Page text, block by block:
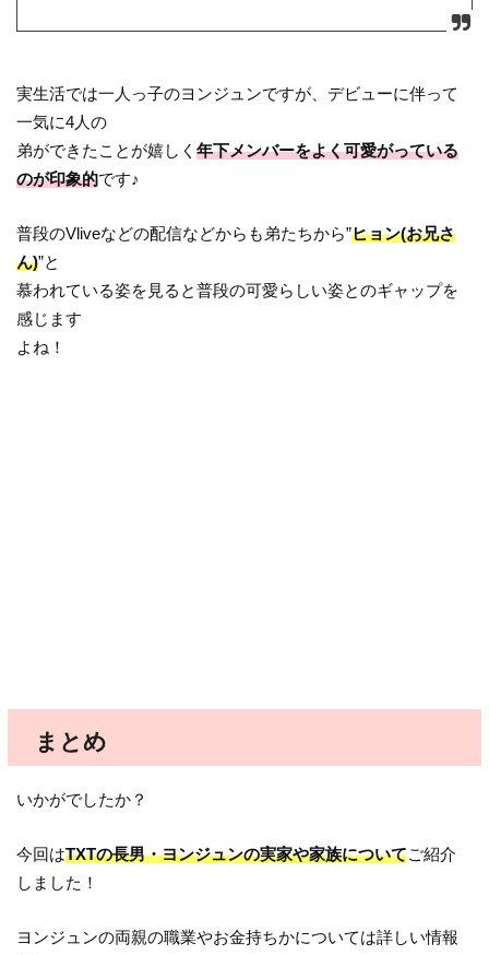
実生活では一人っ子のヨンジュンですが、デビューに伴って
一気に4人の
弟ができたことが嬉しく年下メンバーをよく可愛がっている
のが印象的です♪
普段のVliveなどの配信などからも弟たちから”ヒョン(お兄さ
ん)”と
慕われている姿を見ると普段の可愛らしい姿とのギャップを
感じます
よね！
まとめ
いかがでしたか？
今回はTXTの長男・ヨンジュンの実家や家族についてご紹介
しました！
ヨンジュンの両親の職業やお金持ちかについては詳しい情報